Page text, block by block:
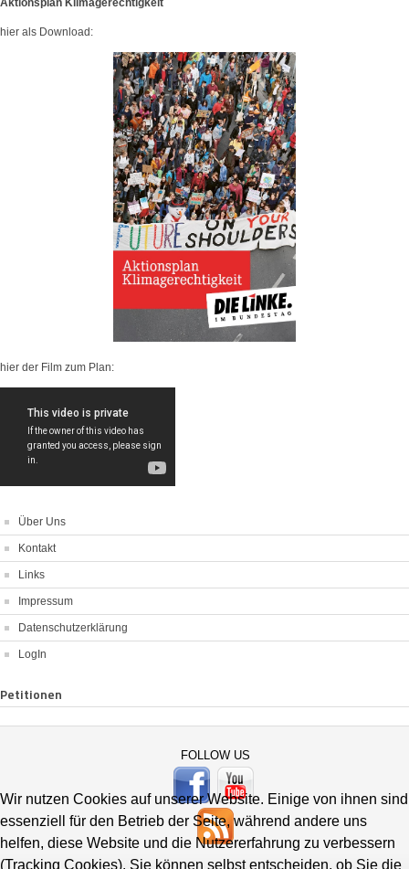
Aktionsplan Klimagerechtigkeit
hier als Download:
hier der Film zum Plan:
Über Uns
Kontakt
Links
Impressum
Datenschutzerklärung
LogIn
Petitionen
FOLLOW US
Wir nutzen Cookies auf unserer Website. Einige von ihnen sind
essenziell für den Betrieb der Seite, während andere uns
helfen, diese Website und die Nutzererfahrung zu verbessern
(Tracking Cookies). Sie können selbst entscheiden, ob Sie die